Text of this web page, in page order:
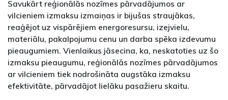
Savukārt reģionālās nozīmes pārvadājumos ar
vilcieniem izmaksu izmaiņas ir bijušas straujākas,
reaģējot uz vispārējiem energoresursu, izejvielu,
materiālu, pakalpojumu cenu un darba spēka izdevumu
pieaugumiem. Vienlaikus jāsecina, ka, neskatoties uz šo
izmaksu pieaugumu, reģionālās nozīmes pārvadājumos
ar vilcieniem tiek nodrošināta augstāka izmaksu
efektivitāte, pārvadājot lielāku pasažieru skaitu.